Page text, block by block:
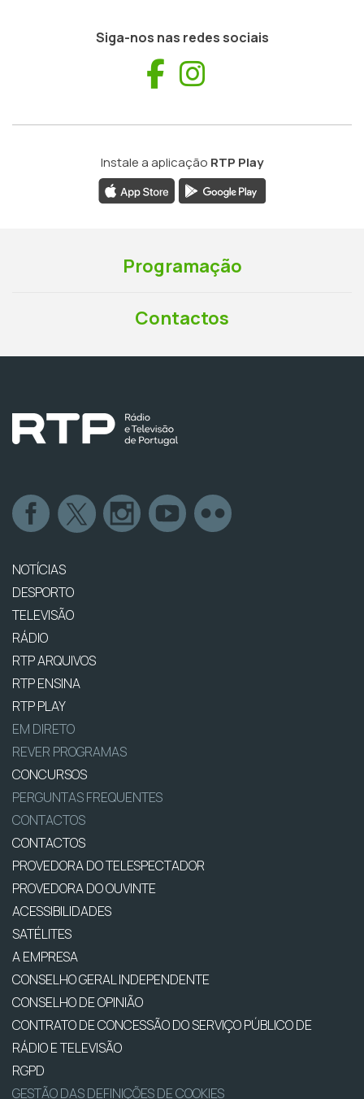
Siga-nos nas redes sociais
Facebook
Instale a aplicação RTP Play
Programação
Contactos
NOTÍCIAS
DESPORTO
TELEVISÃO
RÁDIO
RTP ARQUIVOS
RTP ENSINA
RTP PLAY
EM DIRETO
REVER PROGRAMAS
CONCURSOS
PERGUNTAS FREQUENTES
CONTACTOS
CONTACTOS
PROVEDORA DO TELESPECTADOR
PROVEDORA DO OUVINTE
ACESSIBILIDADES
SATÉLITES
A EMPRESA
CONSELHO GERAL INDEPENDENTE
CONSELHO DE OPINIÃO
CONTRATO DE CONCESSÃO DO SERVIÇO PÚBLICO DE
RÁDIO E TELEVISÃO
RGPD
GESTÃO DAS DEFINIÇÕES DE COOKIES